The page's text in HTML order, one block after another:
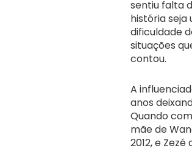
sentiu falta
história
dificuldade
situações
contou.
A
anos
Quando
mãe de
2012, e